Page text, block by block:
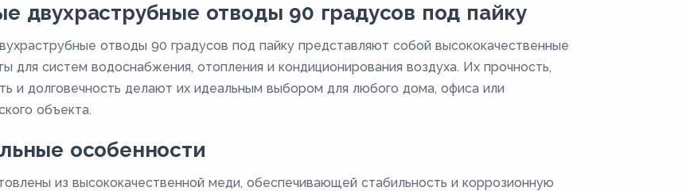
двухраструбные отводы 90 градусов под пайку
отводы 90 градусов под пайку представляют собой высококачественные
для систем водоснабжения, отопления и кондиционирования воздуха. Их прочность,
и долговечность делают их идеальным выбором для любого дома, офиса или
объекта.
особенности
из высококачественной меди, обеспечивающей стабильность и коррозионную